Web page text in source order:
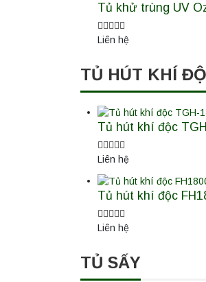
Tủ khử trùng UV
Liên hệ
TỦ HÚT KHÍ
Tủ hút khí độc
Liên hệ
Tủ hút khí độc
Liên hệ
TỦ SẤY